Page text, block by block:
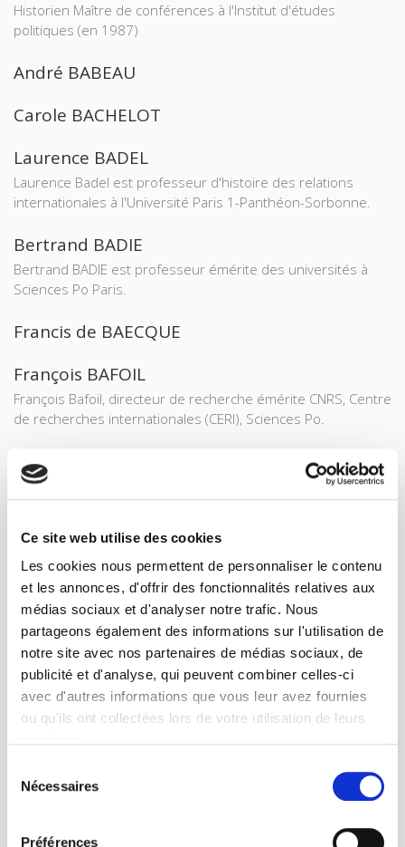
Ce site web utilise des cookies
Les cookies nous permettent de personnaliser le contenu
et les annonces, d'offrir des fonctionnalités relatives aux
médias sociaux et d'analyser notre trafic. Nous
partageons également des informations sur l'utilisation de
notre site avec nos partenaires de médias sociaux, de
publicité et d'analyse, qui peuvent combiner celles-ci
avec d'autres informations que vous leur avez fournies
ou qu'ils ont collectées lors de votre utilisation de leurs
Nécessaires
Préférences
Historien Maître de conférences à l'Institut d'études
politiques (en 1987)
André BABEAU
Carole BACHELOT
Laurence BADEL
Laurence Badel est professeur d'histoire des relations
internationales à l'Université Paris 1-Panthéon-Sorbonne.
Bertrand BADIE
Bertrand BADIE est professeur émérite des universités à
Sciences Po Paris.
Francis de BAECQUE
François BAFOIL
François Bafoil, directeur de recherche émérite CNRS, Centre
de recherches internationales (CERI), Sciences Po.
Sidney D. BAILEY
Nathalie BAJOS
Nathalie BAJOS IRIS EHESS – CNRS – Inserm – Université
Sorbonne Paris Nord Campus Condorcet Bâtiment
Recherche Sud 5, cours des Humanités 93322 Aubervilliers
cedex nathalie.bajos@inserm.fr
Georges BALANDIER
Ethnologue et sociologue Professeur émérite de la
Sorbonne (Université René Descartes, Paris-V) Directeur
d'études à l’EHESS
Paris (en 1999)